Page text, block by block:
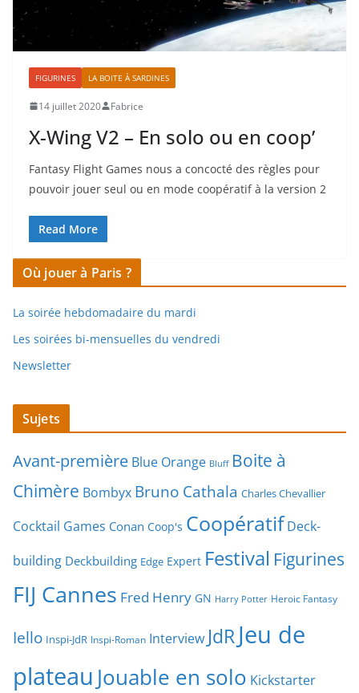
FIGURINES LA BOITE À SARDINES
14 juillet 2020 Fabrice
X-Wing V2 – En solo ou en coop’
Fantasy Flight Games nous a concocté des règles pour
pouvoir jouer seul ou en mode coopératif à la version 2
Read More
Où jouer à Paris ?
La soirée hebdomadaire du mardi
Les soirées bi-mensuelles du vendredi
Newsletter
Sujets
Avant-première Blue Orange Bluff Boite à
Chimère Bombyx Bruno Cathala Charles Chevallier
Cocktail Games Conan Coop's Coopératif Deck-
building Deckbuilding Edge Expert Festival Figurines
FIJ Cannes Fred Henry GN Harry Potter Heroic Fantasy
Iello Inspi-JdR Inspi-Roman Interview JdRJeu de
plateau Jouable en solo Kickstarter